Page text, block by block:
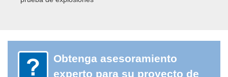
Obtenga asesoramiento
experto para su proyecto de